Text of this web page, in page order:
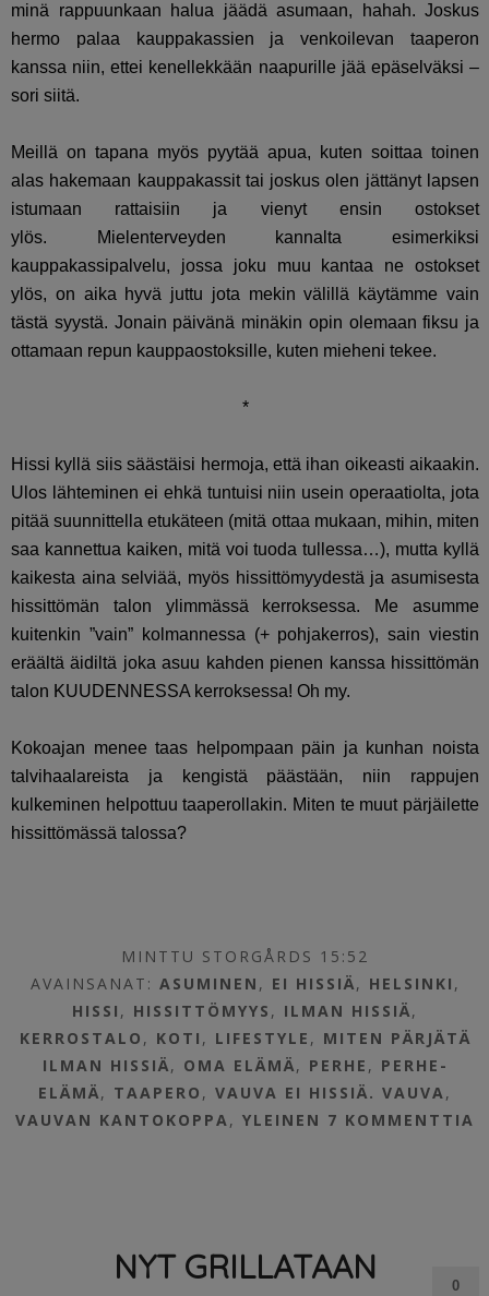
minä rappuunkaan halua jäädä asumaan, hahah. Joskus
hermo palaa kauppakassien ja venkoilevan taaperon
kanssa niin, ettei kenellekkään naapurille jää epäselväksi –
sori siitä.
Meillä on tapana myös pyytää apua, kuten soittaa toinen
alas hakemaan kauppakassit tai joskus olen jättänyt lapsen
istumaan rattaisiin ja vienyt ensin ostokset
ylös. Mielenterveyden kannalta esimerkiksi
kauppakassipalvelu, jossa joku muu kantaa ne ostokset
ylös, on aika hyvä juttu jota mekin välillä käytämme vain
tästä syystä. Jonain päivänä minäkin opin olemaan fiksu ja
ottamaan repun kauppaostoksille, kuten mieheni tekee.
*
Hissi kyllä siis säästäisi hermoja, että ihan oikeasti aikaakin.
Ulos lähteminen ei ehkä tuntuisi niin usein operaatiolta, jota
pitää suunnittella etukäteen (mitä ottaa mukaan, mihin, miten
saa kannettua kaiken, mitä voi tuoda tullessa…), mutta kyllä
kaikesta aina selviää, myös hissittömyydestä ja asumisesta
hissittömän talon ylimmässä kerroksessa. Me asumme
kuitenkin ”vain” kolmannessa (+ pohjakerros), sain viestin
eräältä äidiltä joka asuu kahden pienen kanssa hissittömän
talon KUUDENNESSA kerroksessa! Oh my.
Kokoajan menee taas helpompaan päin ja kunhan noista
talvihaalareista ja kengistä päästään, niin rappujen
kulkeminen helpottuu taaperollakin. Miten te muut pärjäilette
hissittömässä talossa?
MINTTU STORGÅRDS 15:52
AVAINSANAT: ASUMINEN , EI HISSIÄ, HELSINKI ,
HISSI , HISSITTÖMYYS , ILMAN HISSIÄ,
KERROSTALO , KOTI , LIFESTYLE , MITEN PÄRJÄTÄ
ILMAN HISSIÄ, OMA ELÄMÄ, PERHE , PERHE-
ELÄMÄ, TAAPERO ,VAUVA EI HISSIÄ. VAUVA ,
VAUVAN KANTOKOPPA ,YLEINEN 7 KOMMENTTIA
NYT GRILLATAAN 0